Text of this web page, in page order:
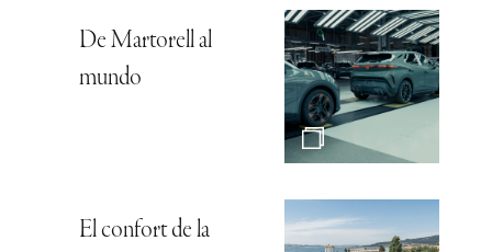
De Martorell al
mundo
El confort de la